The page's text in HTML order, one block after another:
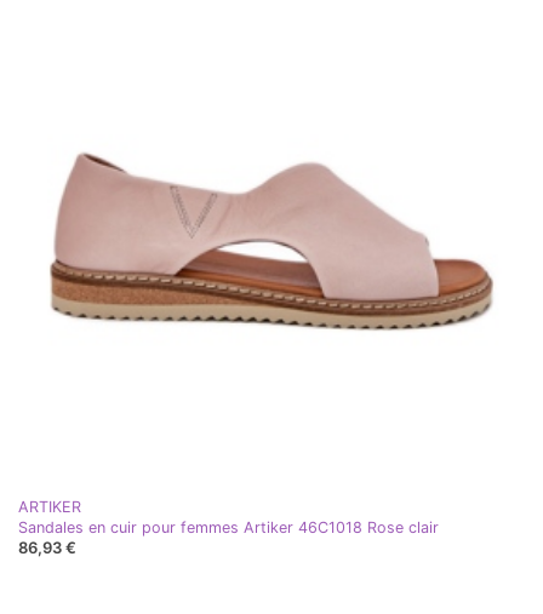
ARTIKER
Sandales en cuir pour femmes Artiker 46C1018 Rose clair
86,93 €